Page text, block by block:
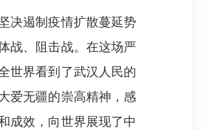
决遏制疫情扩散蔓延势
战、阻击战。在这场严
世界看到了武汉人民的
爱无疆的崇高精神，感
成效，向世界展现了中